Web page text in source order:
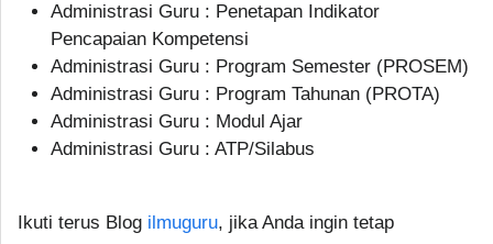
Administrasi Guru : Penetapan Indikator
Pencapaian Kompetensi
Administrasi Guru : Program Semester (PROSEM)
Administrasi Guru : Program Tahunan (PROTA)
Administrasi Guru : Modul Ajar
Administrasi Guru : ATP/Silabus
Ikuti terus Blog ilmuguru, jika Anda ingin tetap